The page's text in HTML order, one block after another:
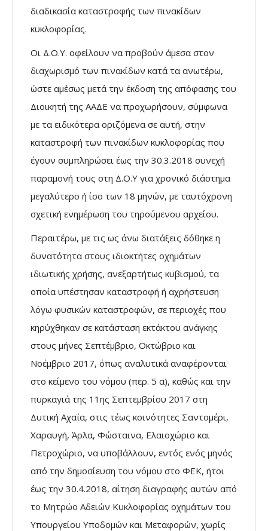
διαδικασία καταστροφής των πινακίδων
κυκλοφορίας.
Οι Δ.Ο.Υ. οφείλουν να προβούν άμεσα στον
διαχωρισμό των πινακίδων κατά τα ανωτέρω,
ώστε αμέσως μετά την έκδοση της απόφασης του
Διοικητή της ΑΑΔΕ να προχωρήσουν, σύμφωνα
με τα ειδικότερα οριζόμενα σε αυτή, στην
καταστροφή των πινακίδων κυκλοφορίας που
έγουν συμπληρώσει έως την 30.3.2018 συνεχή
παραμονή τους στη Δ.Ο.Υ για χρονικό διάστημα
μεγαλύτερο ή ίσο των 18 μηνών, με ταυτόχρονη
σχετική ενημέρωση του τηρούμενου αρχείου.
Περαιτέρω, με τις ως άνω διατάξεις δόθηκε η
δυνατότητα στους ιδιοκτήτες οχημάτων
ιδιωτικής χρήσης, ανεξαρτήτως κυβισμού, τα
οποία υπέστησαν καταστροφή ή αχρήστευση
λόγω φυσικών καταστροφών, σε περιοχές που
κηρύχθηκαν σε κατάσταση εκτάκτου ανάγκης
στους μήνες Σεπτέμβριο, Οκτώβριο και
Νοέμβριο 2017, όπως αναλυτικά αναφέρονται
στο κείμενο του νόμου (περ. 5 α), καθώς και την
πυρκαγιά της 11ης Σεπτεμβρίου 2017 στη
Δυτική Αχαΐα, στις τέως κοινότητες Σαντομέρι,
Χαραυγή, Άρλα, Φώσταινα, Ελαιοχώριο και
Πετροχώριο, να υποβάλλουν, εντός ενός μηνός
από την δημοσίευση του νόμου στο ΦΕΚ, ήτοι
έως την 30.4.2018, αίτηση διαγραφής αυτών από
το Μητρώο Αδειών Κυκλοφορίας οχημάτων του
Υπουργείου Υποδομών και Μεταφορών, χωρίς